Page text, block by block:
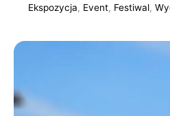
Ekspozycja, Event, Festiwal,